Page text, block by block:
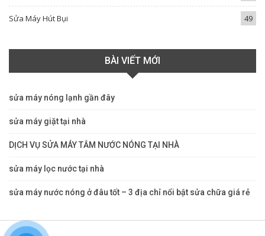
Sửa Máy Hút Bụi 49
BÀI VIẾT MỚI
sửa máy nóng lạnh gần đây
sửa máy giặt tại nhà
DỊCH VỤ SỬA MÁY TẮM NƯỚC NÓNG TẠI NHÀ
sửa máy lọc nước tại nhà
sửa máy nước nóng ở đâu tốt – 3 địa chỉ nổi bật sửa chữa giá rẻ